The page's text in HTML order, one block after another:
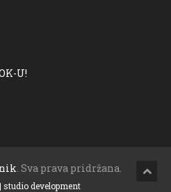
U!
. Sva prava pridržana.
studio development